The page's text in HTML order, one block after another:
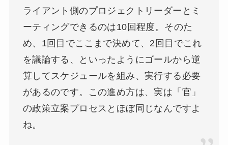
ライアント側のプロジェクトリーダーとミ
ーティングできるのは10回程度。そのた
め、1回目でここまで決めて、2回目でこれ
を議論する、といったようにゴールから逆
算してスケジュールを組み、実行する必要
があるのです。この進め方は、実は「官」
の政策立案プロセスとほぼ同じなんですよ
ね。